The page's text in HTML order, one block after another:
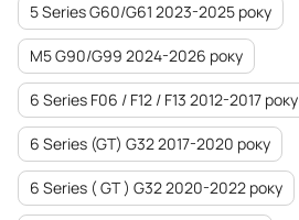
5 Series G60/G61 2023-2025 року
M5 G90/G99 2024-2026 року
6 Series F06 / F12 / F13 2012-2017 року
6 Series (GT) G32 2017-2020 року
6 Series ( GT ) G32 2020-2022 року